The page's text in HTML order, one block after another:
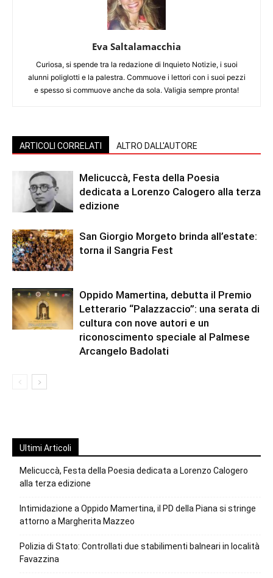
Eva Saltalamacchia
Curiosa, si spende tra la redazione di Inquieto Notizie, i suoi
alunni poliglotti e la palestra. Commuove i lettori con i suoi pezzi
e spesso si commuove anche da sola. Valigia sempre pronta!
ARTICOLI CORRELATI ALTRO DALL'AUTORE
Melicuccà, Festa della Poesia
dedicata a Lorenzo Calogero alla terza
edizione
San Giorgio Morgeto brinda all’estate:
torna il Sangria Fest
Oppido Mamertina, debutta il Premio
Letterario “Palazzaccio”: una serata di
cultura con nove autori e un
riconoscimento speciale al Palmese
Arcangelo Badolati
Ultimi Articoli
Melicuccà, Festa della Poesia dedicata a Lorenzo Calogero
alla terza edizione
Intimidazione a Oppido Mamertina, il PD della Piana si stringe
attorno a Margherita Mazzeo
Polizia di Stato: Controllati due stabilimenti balneari in località
Favazzina